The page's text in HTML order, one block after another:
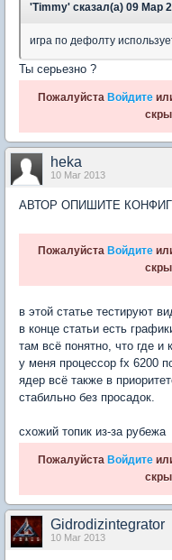
'Timmy' сказал(а) 09 Мар
игра по дефолту
Ты серьезно ?
Пожалуйста Войдите
heka
10 Mar 2013
АВТОР ОПИШИТЕ
Пожалуйста Войдите
в этой статье тестируют
в конце статьи есть
там всё понятно, что где и
у меня процессор fx 6200
ядер всё также в
стабильно без просадок.
схожий топик из-за рубежа
Пожалуйста Войдите
Gidrodizintegrator
10 Mar 2013